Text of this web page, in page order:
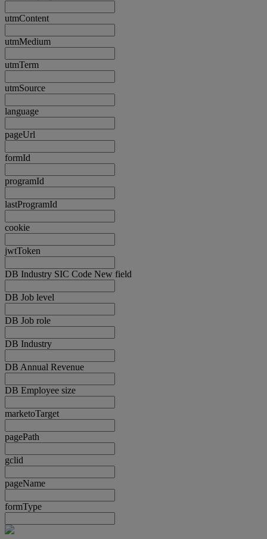
utmContent
utmMedium
utmTerm
utmSource
language
pageUrl
formId
programId
lastProgramId
cookie
jwtToken
DB Industry SIC Code New field
DB Job level
DB Job role
DB Industry
DB Annual Revenue
DB Employee size
marketoTarget
pagePath
gclid
pageName
formType